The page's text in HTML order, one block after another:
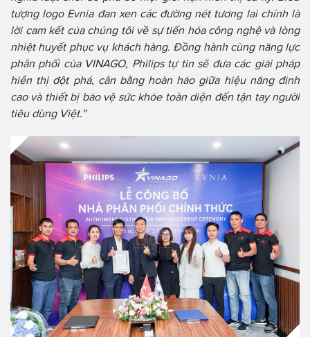
tượng logo Evnia đan xen các đường nét tương lai chính là
lời cam kết của chúng tôi về sự tiến hóa công nghệ và lòng
nhiệt huyết phục vụ khách hàng. Đồng hành cùng năng lực
phân phối của VINAGO, Philips tự tin sẽ đưa các giải pháp
hiển thị đột phá, cân bằng hoàn hảo giữa hiệu năng đỉnh
cao và thiết bị bảo vệ sức khỏe toàn diện đến tận tay người
tiêu dùng Việt.”